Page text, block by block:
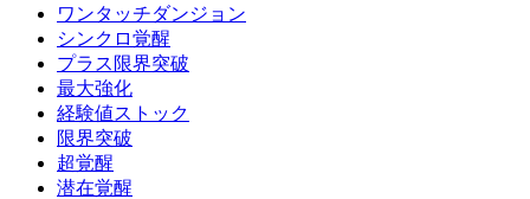
ワンタッチダンジョン
シンクロ覚醒
プラス限界突破
最大強化
経験値ストック
限界突破
超覚醒
潜在覚醒